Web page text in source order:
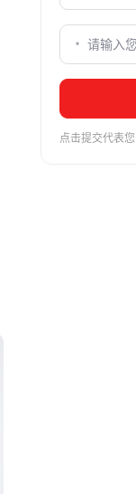
点击提交代表